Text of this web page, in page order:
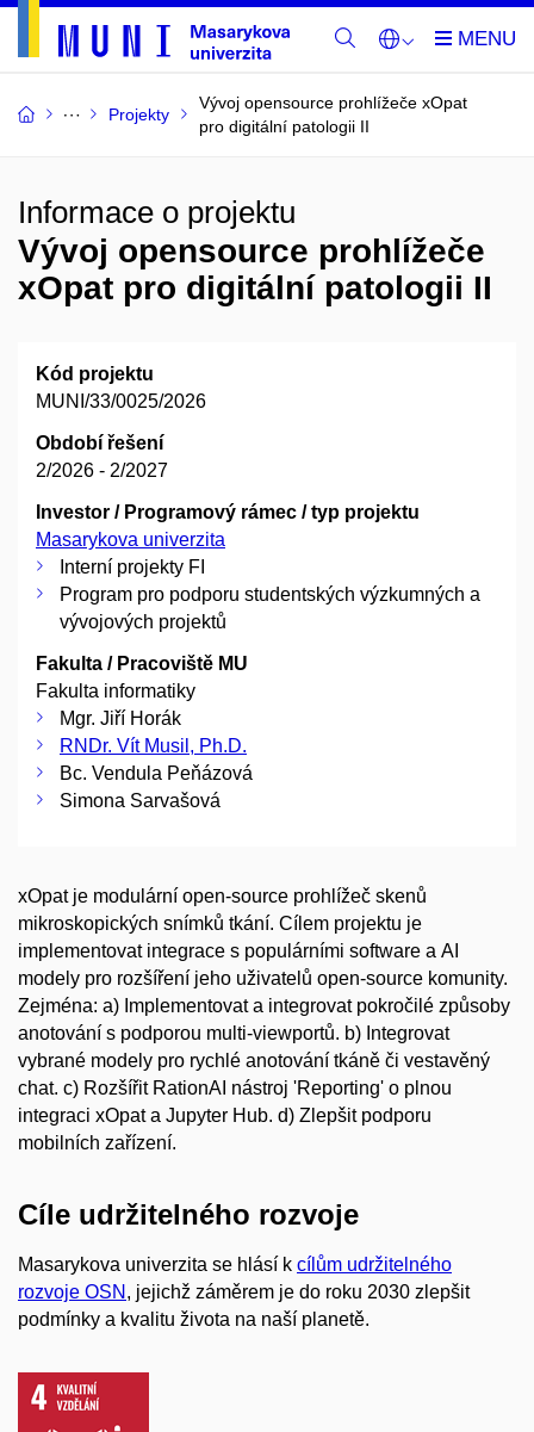
Projekty
Vývoj opensource prohlížeče xOpat
pro digitální patologii II
Informace o projektu
Vývoj opensource prohlížeče
xOpat pro digitální patologii II
Kód projektu
MUNI/33/0025/2026
Období řešení
2/2026 - 2/2027
Investor / Programový rámec / typ projektu
Masarykova univerzita
Interní projekty FI
Program pro podporu studentských výzkumných a
vývojových projektů
Fakulta / Pracoviště MU
Fakulta informatiky
Mgr. Jiří Horák
RNDr. Vít Musil, Ph.D.
Bc. Vendula Peňázová
Simona Sarvašová
xOpat je modulární open-source prohlížeč skenů
mikroskopických snímků tkání. Cílem projektu je
implementovat integrace s populárními software a AI
modely pro rozšíření jeho uživatelů open-source komunity.
Zejména: a) Implementovat a integrovat pokročilé způsoby
anotování s podporou multi-viewportů. b) Integrovat
vybrané modely pro rychlé anotování tkáně či vestavěný
chat. c) Rozšířit RationAI nástroj 'Reporting' o plnou
integraci xOpat a Jupyter Hub. d) Zlepšit podporu
mobilních zařízení.
Cíle udržitelného rozvoje
Masarykova univerzita se hlásí k cílům udržitelného
rozvoje OSN , jejichž záměrem je do roku 2030 zlepšit
podmínky a kvalitu života na naší planetě.